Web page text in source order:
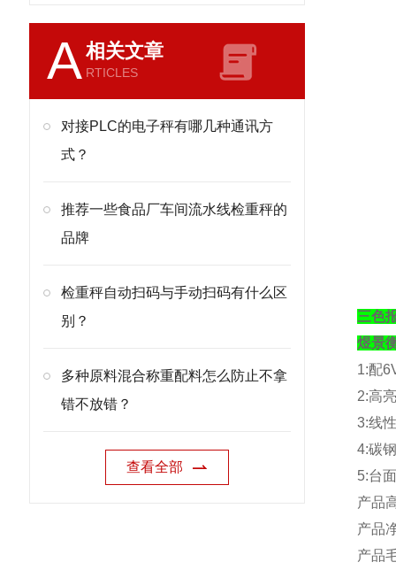
A相关文章
RTICLES
对接PLC的电子秤有哪几种通讯方
式？
推荐一些食品厂车间流水线检重秤的
品牌
检重秤自动扫码与手动扫码有什么区
别？
多种原料混合称重配料怎么防止不拿
错不放错？
查看全部
三色
煜景
1:配
2:高
3:线
4:碳
5:台
产品
产品
产品